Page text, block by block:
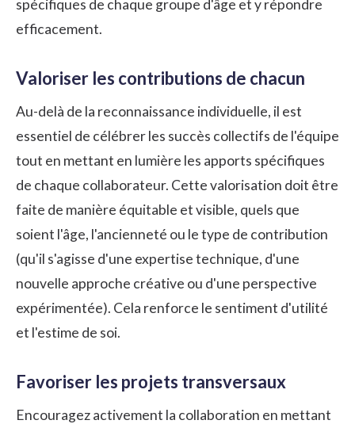
spécifiques de chaque groupe d'âge et y répondre
efficacement.
Valoriser les contributions de chacun
Au-delà de la reconnaissance individuelle, il est
essentiel de célébrer les succès collectifs de l'équipe
tout en mettant en lumière les apports spécifiques
de chaque collaborateur. Cette valorisation doit être
faite de manière équitable et visible, quels que
soient l'âge, l'ancienneté ou le type de contribution
(qu'il s'agisse d'une expertise technique, d'une
nouvelle approche créative ou d'une perspective
expérimentée). Cela renforce le sentiment d'utilité
et l'estime de soi.
Favoriser les projets transversaux
Encouragez activement la collaboration en mettant